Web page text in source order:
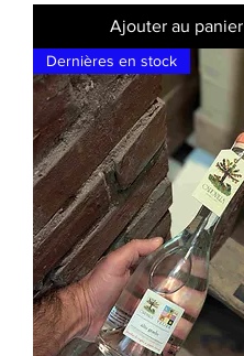
Ajouter au panier
Dernières en stock